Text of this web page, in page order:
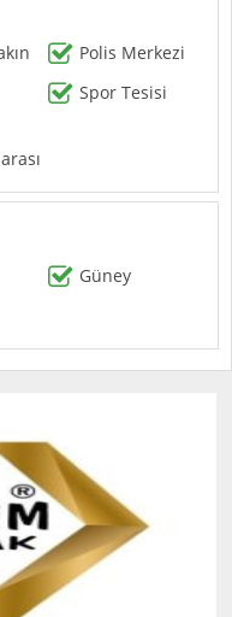
Polis Merkezi
Spor Tesisi
Güney